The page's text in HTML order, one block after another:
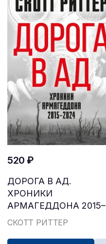
520 ₽
ДОРОГА В АД.
ХРОНИКИ
АРМАГЕДДОНА 2015–
2024
СКОТТ РИТТЕР